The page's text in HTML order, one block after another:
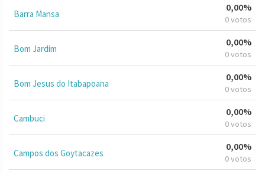
Barra Mansa
0,00%
0 votos
Bom Jardim
0,00%
0 votos
Bom Jesus do Itabapoana
0,00%
0 votos
Cambuci
0,00%
0 votos
Campos dos Goytacazes
0,00%
0 votos